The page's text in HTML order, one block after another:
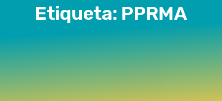
Etiqueta: PPRMA